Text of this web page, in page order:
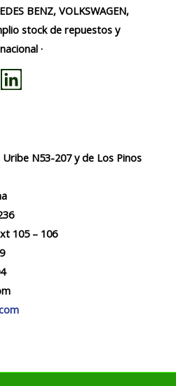
BENZ, VOLKSWAGEN,
stock de repuestos y
·
Uribe N53-207 y de Los Pinos
105 – 106